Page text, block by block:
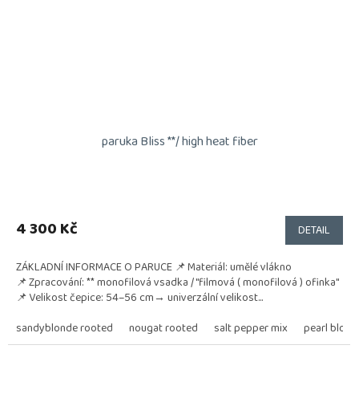
paruka Bliss **/ high heat fiber
4 300 Kč DETAIL
ZÁKLADNÍ INFORMACE O PARUCE 📌 Materiál: umělé vlákno
📌 Zpracování: ** monofilová vsadka / "filmová ( monofilová ) ofinka"
📌 Velikost čepice: 54–56 cm→ univerzální velikost...
sandyblonde rooted
nougat rooted salt pepper mix pearl